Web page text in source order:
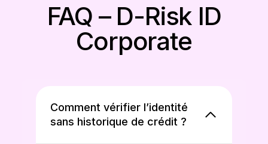
FAQ – D-Risk ID
Corporate
Comment vérifier l’identité
sans historique de crédit ?